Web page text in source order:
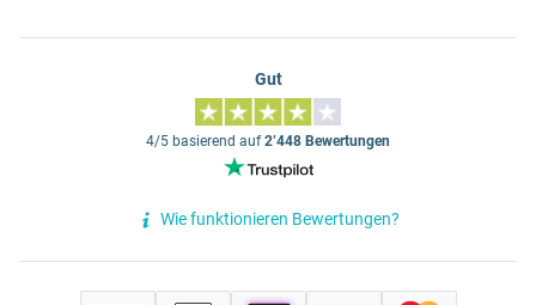
Gut
4/5 basierend auf2’448 Bewertungen
Wie funktionieren Bewertungen?